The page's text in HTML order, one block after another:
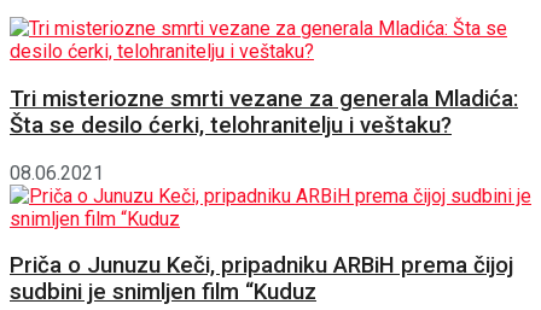
Tri misteriozne smrti vezane za generala Mladića:
Šta se desilo ćerki, telohranitelju i veštaku?
08.06.2021
Priča o Junuzu Keči, pripadniku ARBiH prema čijoj
sudbini je snimljen film “Kuduz